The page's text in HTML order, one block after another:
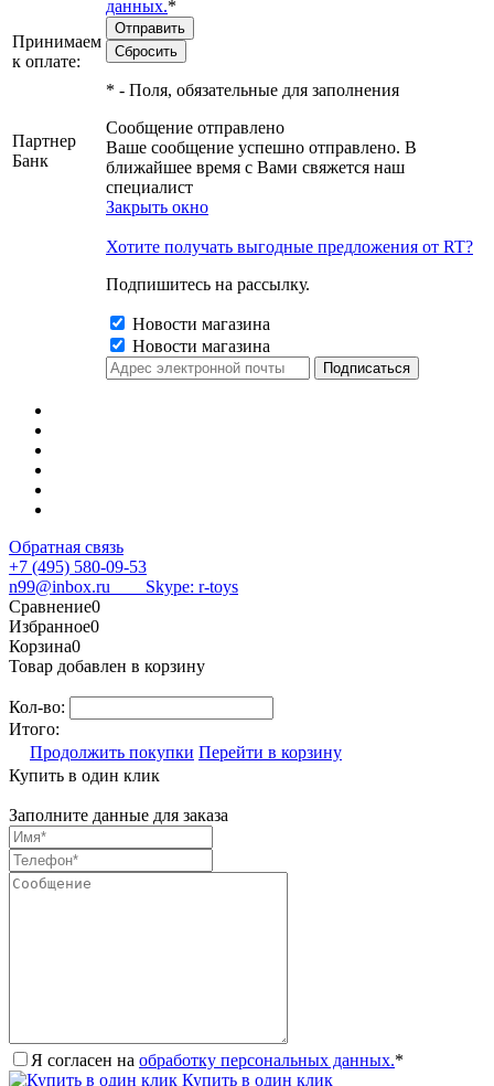
Принимаем
к оплате:
Партнер
Банк
данных.*
* - Поля, обязательные для заполнения
Сообщение отправлено
Ваше сообщение успешно отправлено. В
ближайшее время с Вами свяжется наш
специалист
Закрыть окно
Хотите получать выгодные предложения от RT?
Подпишитесь на рассылку.
Новости магазина
Новости магазина
Обратная связь
+7 (495) 580-09-53
n99@inbox.ru Skype: r-toys
Сравнение0
Избранное0
Корзина0
Товар добавлен в корзину
Кол-во:
Итого:
Продолжить покупки Перейти в корзину
Купить в один клик
Заполните данные для заказа
Я согласен на обработку персональных данных.*
Купить в один клик